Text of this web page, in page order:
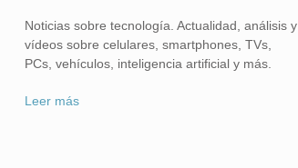
Noticias sobre tecnología. Actualidad, análisis y
vídeos sobre celulares, smartphones, TVs,
PCs, vehículos, inteligencia artificial y más.
Leer más